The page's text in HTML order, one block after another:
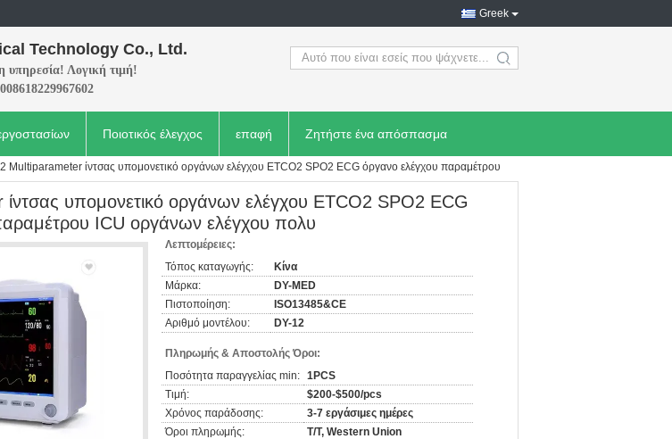
Greek
Technology Co., Ltd.
υπηρεσία! Λογική τιμή!
search
Ποιοτικός έλεγχος επαφή Ζητήστε ένα απόσπασμα
Multiparameter ίντσας υπομονετικό οργάνων ελέγχου ETCO2 SPO2 ECG όργανο ελέγχου παραμέτρου
υπομονετικό οργάνων ελέγχου ETCO2 SPO2 ECG
ICU οργάνων ελέγχου πολυ
Λεπτομέρειες:
Τόπος καταγωγής:
Κίνα
Μάρκα:
DY-MED
Πιστοποίηση:
ISO13485&CE
Αριθμό μοντέλου:
DY-12
Πληρωμής & Αποστολής Όροι:
Ποσότητα παραγγελίας min: 1PCS
Τιμή:
$200-$500/pcs
Χρόνος παράδοσης:
3-7 εργάσιμες ημέρες
Όροι πληρωμής:
T/T, Western Union